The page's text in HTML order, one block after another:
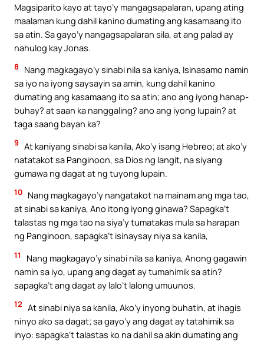
Magsiparito kayo at tayo’y mangagsapalaran, upang ating
maalaman kung dahil kanino dumating ang kasamaang ito
sa atin. Sa gayo’y nangagsapalaran sila, at ang palad ay
nahulog kay Jonas.
8
Nang magkagayo’y sinabi nila sa kaniya, Isinasamo namin
sa iyo na iyong saysayin sa amin, kung dahil kanino
dumating ang kasamaang ito sa atin; ano ang iyong hanap-
buhay? at saan ka nanggaling? ano ang iyong lupain? at
taga saang bayan ka?
9 At kaniyang sinabi sa kanila, Ako’y isang Hebreo; at ako’y
natatakot sa Panginoon, sa Dios ng langit, na siyang
gumawa ng dagat at ng tuyong lupain.
10 Nang magkagayo’y nangatakot na mainam ang mga tao,
at sinabi sa kaniya, Ano itong iyong ginawa? Sapagka’t
talastas ng mga tao na siya’y tumatakas mula sa harapan
ng Panginoon, sapagka’t isinaysay niya sa kanila,
11
Nang magkagayo’y sinabi nila sa kaniya, Anong gagawin
namin sa iyo, upang ang dagat ay tumahimik sa atin?
sapagka’t ang dagat ay lalo’t lalong umuunos.
12 At sinabi niya sa kanila, Ako’y inyong buhatin, at ihagis
ninyo ako sa dagat; sa gayo’y ang dagat ay tatahimik sa
inyo: sapagka’t talastas ko na dahil sa akin dumating ang